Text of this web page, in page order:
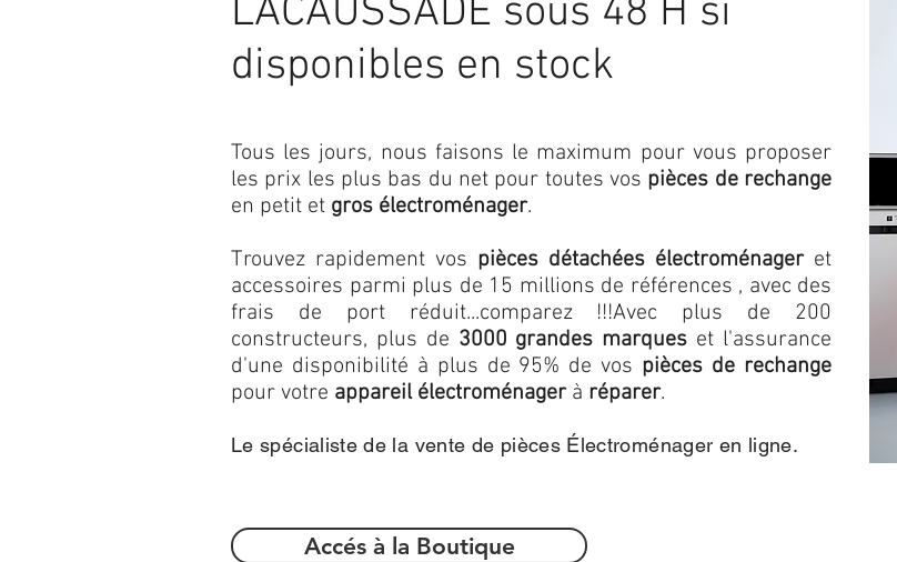
LACAUSSADE sous 48 H si
disponibles en stock
Accés à la Boutique
Tous les jours, nous faisons le maximum pour vous proposer
les prix les plus bas du net pour toutes vos pièces de rechange
en petit et gros électroménager.
Trouvez rapidement vos pièces détachées électroménageret
accessoires parmi plus de 15 millions de références , avec des
frais de port réduit...comparez !!!Avec plus de 200
constructeurs, plus de 3000 grandes marques et l'assurance
d'une disponibilité à plus de 95% de vos pièces de rechange
pour votre appareil électroménagerà réparer.
Le spécialiste de la vente de pièces Électroménager en ligne.